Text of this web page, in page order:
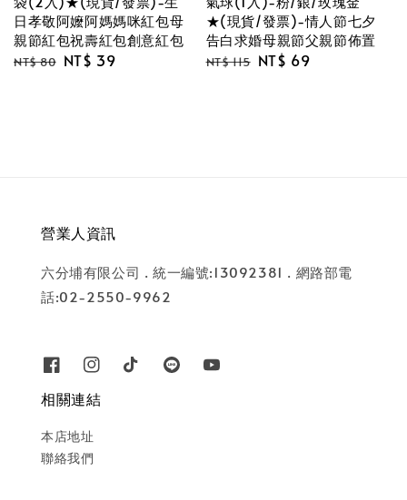
日孝敬阿嬤阿媽媽咪紅包母
親節紅包祝壽紅包創意紅包
Regular
NT$ 80 Sale
NT$ 39
★(現貨/發票)-情人節七夕
告白求婚母親節父親節佈置
Regular
NT$ 115 Sale
NT$ 69
營業人資訊
六分埔有限公司 . 統一編號:13092381 . 網路部電
話:02-2550-9962
相關連結
本店地址
聯絡我們